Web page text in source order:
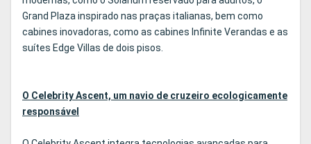
Grand Plaza inspirado nas praças italianas, bem como
cabines inovadoras, como as cabines Infinite Verandas e as
suítes Edge Villas de dois pisos.
O Celebrity Ascent, um navio de cruzeiro ecologicamente
responsável